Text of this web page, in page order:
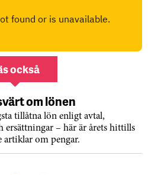
också
om lönen
tillåtna lön enligt avtal,
ersättningar – här är årets hittills
artiklar om pengar.